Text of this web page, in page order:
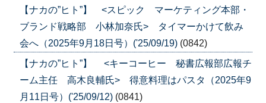
【ナカの”ヒト”】 <スピック マーケティング本部・
ブランド戦略部 小林加奈氏> タイマーかけて飲み
会へ（2025年9月18日号）('25/09/19) (0842)
【ナカの”ヒト”】 <キーコーヒー 秘書広報部広報チ
ーム主任 高木良輔氏> 得意料理はパスタ（2025年9
月11日号）('25/09/12) (0841)